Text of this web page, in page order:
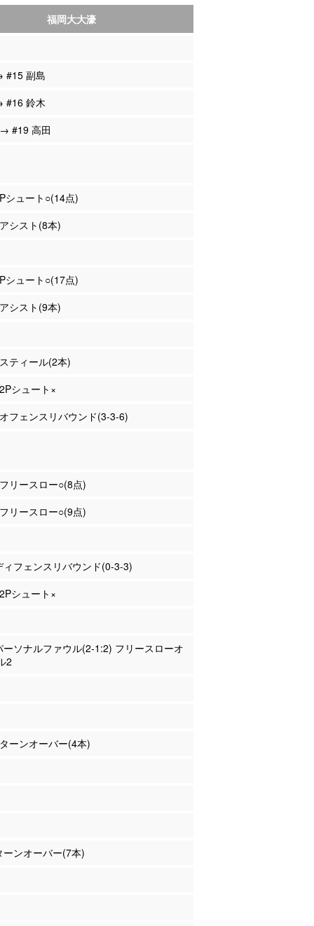
福岡大大濠
#15 副島
#16 鈴木
#19 高田
シュート○(14点)
シスト(8本)
シュート○(17点)
シスト(9本)
ティール(2本)
シュート×
フェンスリバウンド(3-3-6)
リースロー○(8点)
リースロー○(9点)
ィフェンスリバウンド(0-3-3)
シュート×
ーソナルファウル(2-1:2) フリースローオ
2
ーンオーバー(4本)
ンオーバー(7本)